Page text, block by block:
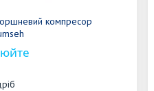
компресор